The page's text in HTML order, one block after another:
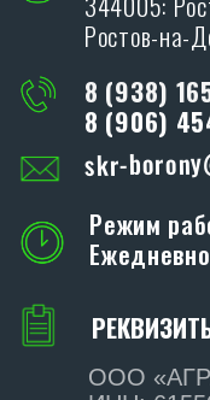
Адрес
347706,
район, ст.